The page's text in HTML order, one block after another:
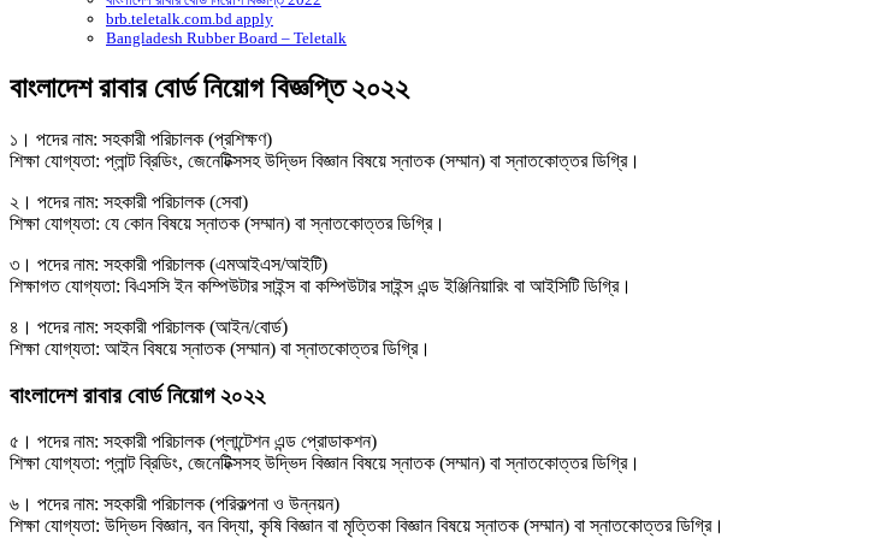
brb.teletalk.com.bd apply
Bangladesh Rubber Board – Teletalk
বাংলাদেশ রাবার বোর্ড নিয়োগ বিজ্ঞপ্তি ২০২২
১। পদের নাম: সহকারী পরিচালক (প্রশিক্ষণ)
শিক্ষা যোগ্যতা: প্লান্ট ব্রিডিং, জেনেটিক্সসহ উদ্ভিদ বিজ্ঞান বিষয়ে স্নাতক (সম্মান) বা স্নাতকোত্তর ডিগ্রি।
২। পদের নাম: সহকারী পরিচালক (সেবা)
শিক্ষা যোগ্যতা: যে কোন বিষয়ে স্নাতক (সম্মান) বা স্নাতকোত্তর ডিগ্রি।
৩। পদের নাম: সহকারী পরিচালক (এমআইএস/আইটি)
শিক্ষাগত যোগ্যতা: বিএসসি ইন কম্পিউটার সাইন্স বা কম্পিউটার সাইন্স এন্ড ইঞ্জিনিয়ারিং বা আইসিটি ডিগ্রি।
৪। পদের নাম: সহকারী পরিচালক (আইন/বোর্ড)
শিক্ষা যোগ্যতা: আইন বিষয়ে স্নাতক (সম্মান) বা স্নাতকোত্তর ডিগ্রি।
বাংলাদেশ রাবার বোর্ড নিয়োগ ২০২২
৫। পদের নাম: সহকারী পরিচালক (প্লান্টেশন এন্ড প্রোডাকশন)
শিক্ষা যোগ্যতা: প্লান্ট ব্রিডিং, জেনেটিক্সসহ উদ্ভিদ বিজ্ঞান বিষয়ে স্নাতক (সম্মান) বা স্নাতকোত্তর ডিগ্রি।
৬। পদের নাম: সহকারী পরিচালক (পরিকল্পনা ও উন্নয়ন)
শিক্ষা যোগ্যতা: উদ্ভিদ বিজ্ঞান, বন বিদ্যা, কৃষি বিজ্ঞান বা মৃত্তিকা বিজ্ঞান বিষয়ে স্নাতক (সম্মান) বা স্নাতকোত্তর ডিগ্রি।